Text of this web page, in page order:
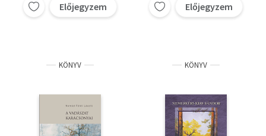
Előjegyzem Előjegyzem
KÖNYV KÖNYV